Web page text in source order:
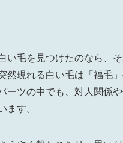
い毛を見つけたのなら、
然現れる白い毛は「福毛
ーツの中でも、対人関係
ます。